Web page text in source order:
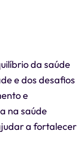
da saúde
e dos desafios
e
na saúde
a fortalecer